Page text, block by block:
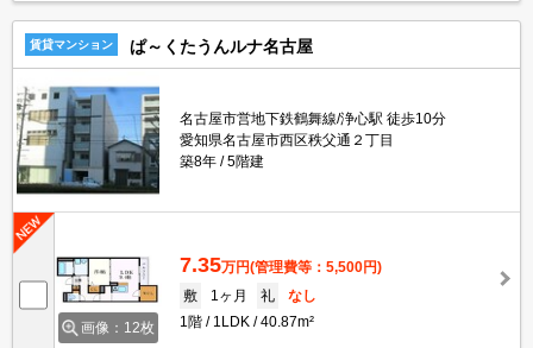
賃貸マンション ぱ～くたうんルナ名古屋
名古屋市営地下鉄鶴舞線/浄心駅 徒歩10分
愛知県名古屋市西区秩父通２丁目
築8年
5階建
画像：12枚
7.35万円(管理費等：5,500円)
敷
1ヶ月 礼
なし
1階
1LDK 40.87m²